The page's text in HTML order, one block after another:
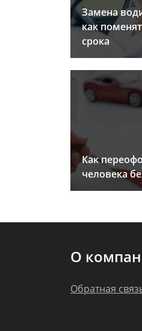
Замена
как
срока
Как
человека
О
Обратная